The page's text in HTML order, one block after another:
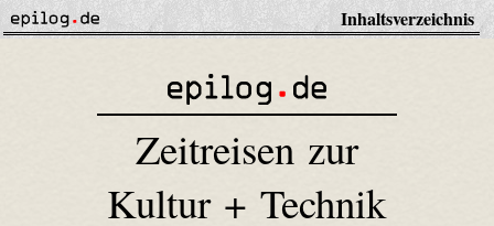
Inhaltsverzeichnis
Zeitreisen zur
Kultur + Technik